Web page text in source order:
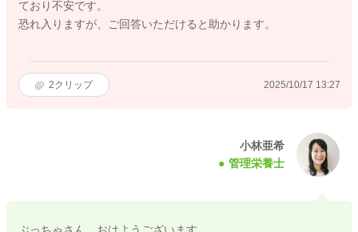
ており不安です。
恐れ入りますが、ご回答いただけると助かります。
2クリップ 2025/10/17 13:27
小林亜希
管理栄養士
ぶっちゃさん、おはようございます。